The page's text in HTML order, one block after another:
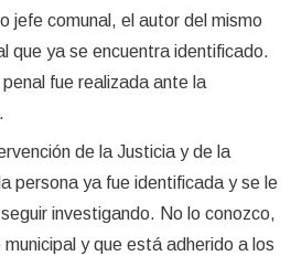
jefe comunal, el autor del mismo
que ya se encuentra identificado.
fue realizada ante la
de la Justicia y de la
persona ya fue identificada y se le
investigando. No lo conozco,
y que está adherido a los